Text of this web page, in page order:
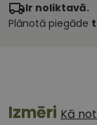
Ir noliktavā.
Plānotā piegāde
Izmēri Kā